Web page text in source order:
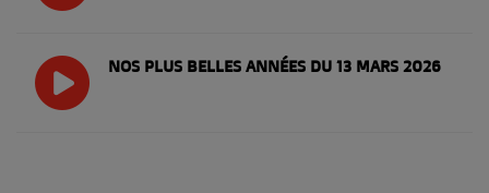
NOS PLUS BELLES ANNÉES DU 13 MARS 2026